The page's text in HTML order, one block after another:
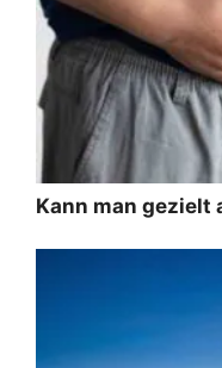
Kann man gezielt